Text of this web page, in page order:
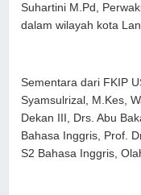
Suhartini M.Pd,
dalam wilayah kota
Sementara dari FKIP
Syamsulrizal, M.Kes,
Dekan III, Drs. Abu
Bahasa Inggris, Prof.
S2 Bahasa Inggris,